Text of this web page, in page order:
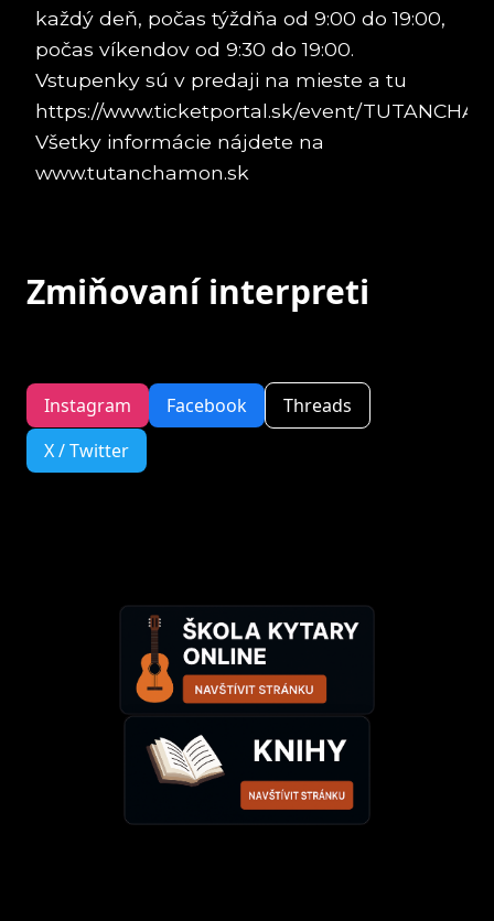
každý deň, počas týždňa od 9:00 do 19:00,
počas víkendov od 9:30 do 19:00.
Vstupenky sú v predaji na mieste a tu
https://www.ticketportal.sk/event/
Všetky informácie nájdete na
www.tutanchamon.sk
Zmiňovaní interpreti
Instagram Facebook
Threads
X / Twitter